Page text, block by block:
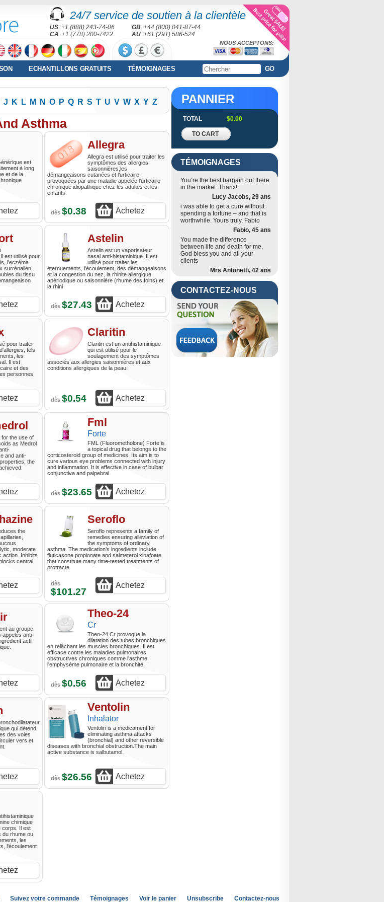
24/7 service de soutien à la clientèle
US: +1 (888) 243-74-06 GB: +44 (800) 041-87-44
CA: +1 (778) 200-7422 AU: +61 (291) 586-524
NOUS ACCEPTONS:
ECHANTILLONS GRATUITS TÉMOIGNAGES GO
J K L M N O P Q R S T U V W X Y Z
Asthma
est
à long
et de la
Allegra
Allegra est utilisé pour traiter les
symptômes des allergies
saisonnières,les
démangeaisons cutanées et l’urticaire
provoquées par une maladie appelée l’urticaire
chronique idiopathique chez les adultes et les
enfants.
dès $0.38 Achetez
est utilisé pour
l'eczéma
surrénalien,
du tissu
Astelin
Astelin est un vaporisateur
nasal anti-histaminique. Il est
utilisé pour traiter les
éternuements, l'écoulement, des démangeaisons
et la congestion du nez, la rhinite allergique
apériodique ou saisonnière (rhume des foins) et
la rhini
dès $27.43 Achetez
pour traiter
tels
les
Il est
et des
personnes
Claritin
Claritin est un antihistaminique
qui est utilisé pour le
soulagement des symptômes
associés aux allergies saisonnières et aux
conditions allergiques de la peau.
dès $0.54 Achetez
for the use of
as Medrol
and anti-
the
Fml
Forte
FML (Fluorometholone) Forte is
a topical drug that belongs to the
corticosteroid group of medicines. Its aim is to
cure various eye problems connected with injury
and inflammation. It is effective in case of bulbar
conjunctiva and palpebral
dès $23.65 Achetez
the
moderate
action. Inhibits
central
Seroflo
Seroflo represents a family of
remedies ensuring alleviation of
the symptoms of ordinary
asthma. The medication’s ingredients include
fluticasone propionate and salmeterol xinafoate
that constitute many time-tested treatments of
protracte
dès
$101.27
Achetez
au groupe
appelés anti-
actif
Theo-24
Cr
Theo-24 Cr provoque la
dilatation des tubes bronchiques
en relâchant les muscles bronchiques. Il est
efficace contre les maladies pulmonaires
obstructives chroniques comme l'asthme,
l'emphysème pulmonaire et la bronchite.
dès $0.56 Achetez
qui détend
des voies
vers et
Ventolin
Inhalator
Ventolin is a medicament for
eliminating asthma attacks
(bronchial) and other reversible
diseases with bronchial obstruction.The main
active substance is salbutamol.
dès $26.56 Achetez
chimique
corps. Il est
du rhume ou
les
l'écoulement
PANNIER
TOTAL $0.00
TO CART
TÉMOIGNAGES
You’re the best bargain out there
in the market. Thanx!
Lucy Jacobs, 29 ans
i was able to get a cure without
spending a fortune – and that is
worthwhile. Yours truly, Fabio
Fabio, 45 ans
You made the difference
between life and death for me,
God bless you and all your
clients
Mrs Antonetti, 42 ans
CONTACTEZ-NOUS
Suivez votre commande Témoignages Voir le panier Unsubscribe Contactez-nous